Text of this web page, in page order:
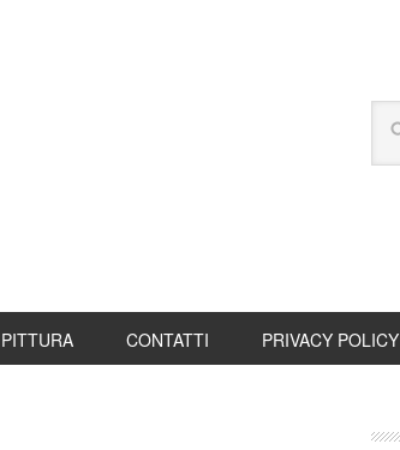
PITTURA CONTATTI PRIVACY POLICY